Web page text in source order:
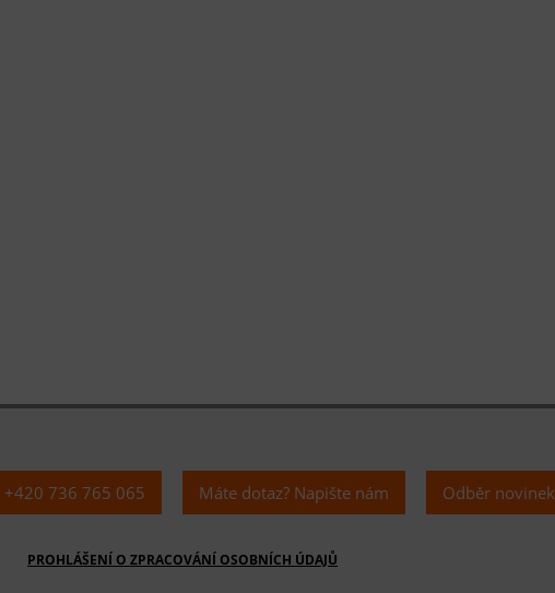
PROHLÁŠENÍ O ZPRACOVÁNÍ OSOBNÍCH ÚDAJŮ
+420 736 765 065 Máte dotaz? Napište nám Odběr novinek